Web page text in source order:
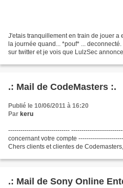
J'etais tranquillement en train de jouer a
la journée quand... *pouf* ...
sur twitter et je vois que LulzSec
.: Mail de CodeMasters :.
Publié le 10/06/2011 à 16:20
Par keru
------------------------------
concernant votre compte
Chers clients et clientes de Codemasters,
.: Mail de Sony Online